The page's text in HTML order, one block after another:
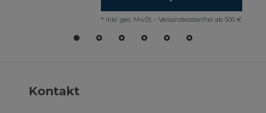
* inkl. ges. MwSt. - Versandkostenfrei ab 500 €
Kontakt